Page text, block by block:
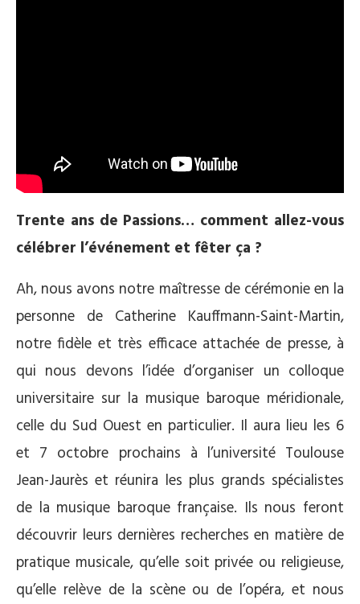
Trente ans de Passions… comment allez-vous
célébrer l’événement et fêter ça ?
Ah, nous avons notre maîtresse de cérémonie en la
personne de Catherine Kauffmann-Saint-Martin,
notre fidèle et très efficace attachée de presse, à
qui nous devons l’idée d’organiser un colloque
universitaire sur la musique baroque méridionale,
celle du Sud Ouest en particulier. Il aura lieu les 6
et 7 octobre prochains à l’université Toulouse
Jean-Jaurès et réunira les plus grands spécialistes
de la musique baroque française. Ils nous feront
découvrir leurs dernières recherches en matière de
pratique musicale, qu’elle soit privée ou religieuse,
qu’elle relève de la scène ou de l’opéra, et nous